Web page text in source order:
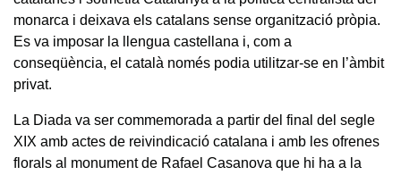
monarca i deixava els catalans sense organització pròpia.
Es va imposar la llengua castellana i, com a
conseqüència, el català només podia utilitzar-se en l’àmbit
privat.
La Diada va ser commemorada a partir del final del segle
XIX amb actes de reivindicació catalana i amb les ofrenes
florals al monument de Rafael Casanova que hi ha a la